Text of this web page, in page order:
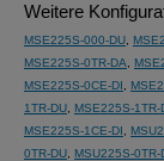
Weitere
MSE225S-000-DU
MSE225S-0TR-DA
MSE225S-0CE-DI
1TR-DU
MSE225S-1TR-
MSE225S-1CE-DI
0TR-DU
MSU225S-0TR-